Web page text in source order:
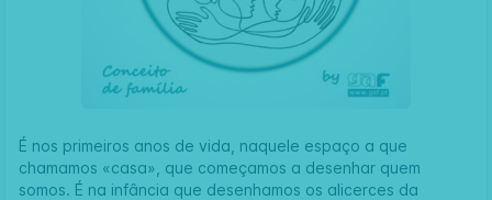
É nos primeiros anos de vida, naquele espaço a que
chamamos «casa», que começamos a desenhar quem
somos. É na infância que desenhamos os alicerces da